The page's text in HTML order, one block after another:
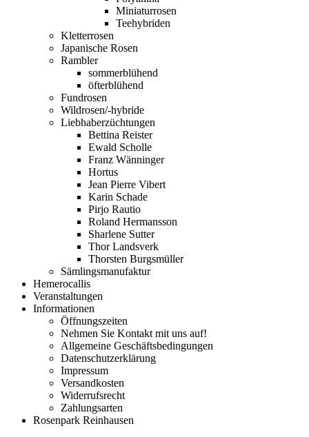
Miniaturrosen
Teehybriden
Kletterrosen
Japanische Rosen
Rambler
sommerblühend
öfterblühend
Fundrosen
Wildrosen/-hybride
Liebhaberzüchtungen
Bettina Reister
Ewald Scholle
Franz Wänninger
Hortus
Jean Pierre Vibert
Karin Schade
Pirjo Rautio
Roland Hermansson
Sharlene Sutter
Thor Landsverk
Thorsten Burgsmüller
Sämlingsmanufaktur
Hemerocallis
Veranstaltungen
Informationen
Öffnungszeiten
Nehmen Sie Kontakt mit uns auf!
Allgemeine Geschäftsbedingungen
Datenschutzerklärung
Impressum
Versandkosten
Widerrufsrecht
Zahlungsarten
Rosenpark Reinhausen